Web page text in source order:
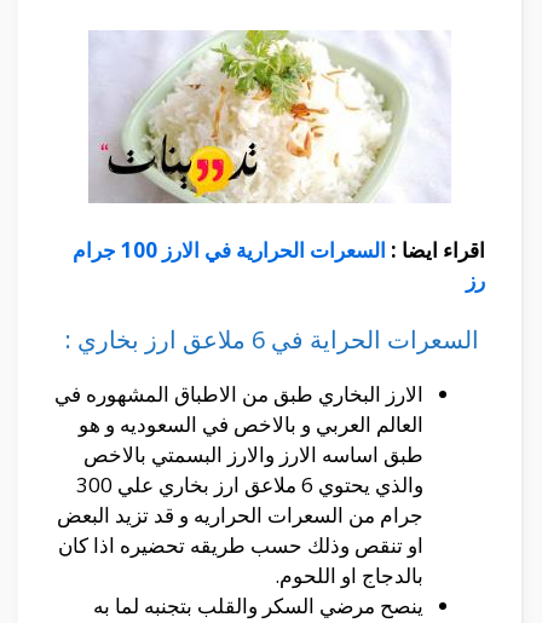
اقراء ايضا :
السعرات الحرارية في الارز 100 جرام
رز
السعرات الحراية في 6 ملاعق ارز بخاري :
الارز البخاري طبق من الاطباق المشهوره في
العالم العربي و بالاخص في السعوديه و هو
طبق اساسه الارز والارز البسمتي بالاخص
والذي يحتوي 6 ملاعق ارز بخاري علي 300
جرام من السعرات الحراريه و قد تزيد البعض
او تنقص وذلك حسب طريقه تحضيره اذا كان
بالدجاج او اللحوم.
ينصح مرضي السكر والقلب بتجنبه لما به